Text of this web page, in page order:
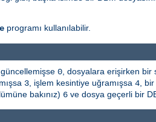
programı kullanılabilir.
güncellemişse 0 , dosyalara erişirken bir
3 , işlem kesintiye uğramışsa 4 ,
bakınız) 6 ve dosya geçerli bir